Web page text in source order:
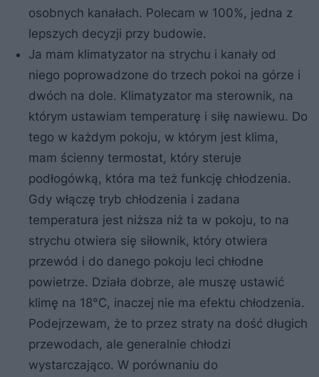
osobnych kanałach. Polecam w 100%, jedna z
lepszych decyzji przy budowie.
Ja mam klimatyzator na strychu i kanały od
niego poprowadzone do trzech pokoi na górze i
dwóch na dole. Klimatyzator ma sterownik, na
którym ustawiam temperaturę i siłę nawiewu. Do
tego w każdym pokoju, w którym jest klima,
mam ścienny termostat, który steruje
podłogówką, która ma też funkcję chłodzenia.
Gdy włączę tryb chłodzenia i zadana
temperatura jest niższa niż ta w pokoju, to na
strychu otwiera się siłownik, który otwiera
przewód i do danego pokoju leci chłodne
powietrze. Działa dobrze, ale muszę ustawić
klimę na 18°C, inaczej nie ma efektu chłodzenia.
Podejrzewam, że to przez straty na dość długich
przewodach, ale generalnie chłodzi
wystarczająco. W porównaniu do